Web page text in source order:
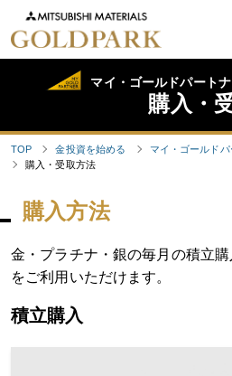
マイ・ゴールドパート
購入・
TOP 金投資を始める
マイ・ゴールドパ
購入・受取方法
購入方法
金・プラチナ・銀の毎月の積立
をご利用いただけます。
積立購入